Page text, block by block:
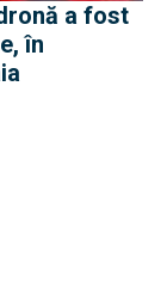
a fost
în